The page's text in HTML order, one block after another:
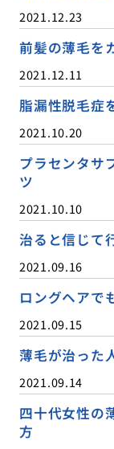
2021.12.23
前髪の薄毛を
2021.12.11
脂漏性脱毛症
2021.10.20
プラセンタサ
ツ
2021.10.10
治ると信じて
2021.09.16
ロングヘアで
2021.09.15
薄毛が治った
2021.09.14
四十代女性の
方